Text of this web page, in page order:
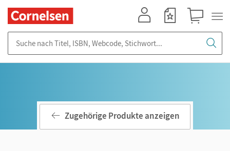
Zugehörige Produkte anzeigen